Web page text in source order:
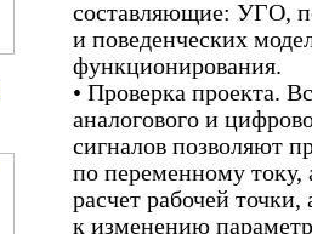
составляющие: УГО,
и поведенческих
функционирования.
• Проверка проекта.
аналогового и
сигналов позволяют
по переменному току,
расчет рабочей точки,
к изменению